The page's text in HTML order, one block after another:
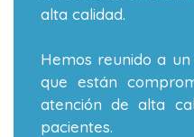
alta calidad.
Hemos reunido a
que están
atención de alta
pacientes.